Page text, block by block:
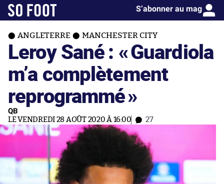
S’abonner au mag
ANGLETERRE MANCHESTER CITY
Leroy Sané : «Guardiola
m’a complètement
reprogrammé»
QB
LE VENDREDI 28 AOÛT 2020 À 16:00 27